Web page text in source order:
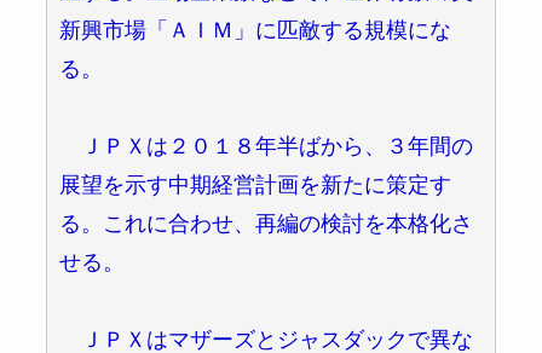
新興市場「ＡＩＭ」に匹敵する規模にな
る。
ＪＰＸは２０１８年半ばから、３年間の
展望を示す中期経営計画を新たに策定す
る。これに合わせ、再編の検討を本格化さ
せる。
ＪＰＸはマザーズとジャスダックで異な